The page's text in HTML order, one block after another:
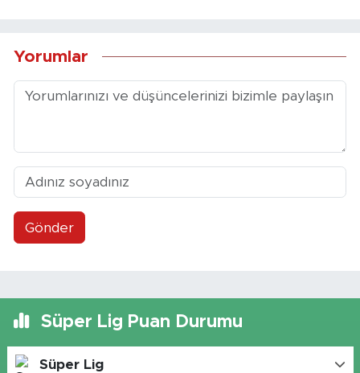
Yorumlar
Gönder
Süper Lig Puan Durumu
Süper Lig